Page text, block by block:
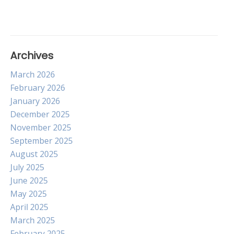
Archives
March 2026
February 2026
January 2026
December 2025
November 2025
September 2025
August 2025
July 2025
June 2025
May 2025
April 2025
March 2025